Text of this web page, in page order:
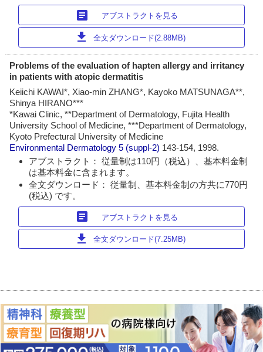
article アブストラクトを見る
download 全文ダウンロード(2.88MB)
Problems of the evaluation of hapten allergy and irritancy
in patients with atopic dermatitis
Keiichi KAWAI*, Xiao-min ZHANG*, Kayoko MATSUNAGA**,
Shinya HIRANO***
*Kawai Clinic, **Department of Dermatology, Fujita Health
University School of Medicine, ***Department of Dermatology,
Kyoto Prefectural University of Medicine
Environmental Dermatology 5 (suppl-2) 143-154, 1998.
アブストラクト： 従量制は110円（税込）、基本料金制
は基本料金に含まれます。
全文ダウンロード： 従量制、基本料金制の方共に770円
(税込) です。
article アブストラクトを見る
download 全文ダウンロード(7.25MB)